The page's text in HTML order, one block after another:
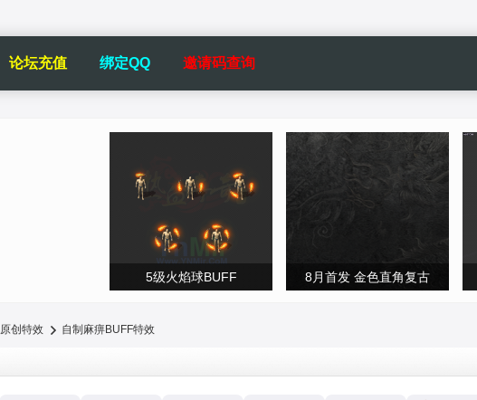
论坛充值 绑定QQ 邀请码查询
5级火焰球BUFF 8月首发 金色直角复古
原创特效 自制麻痹BUFF特效